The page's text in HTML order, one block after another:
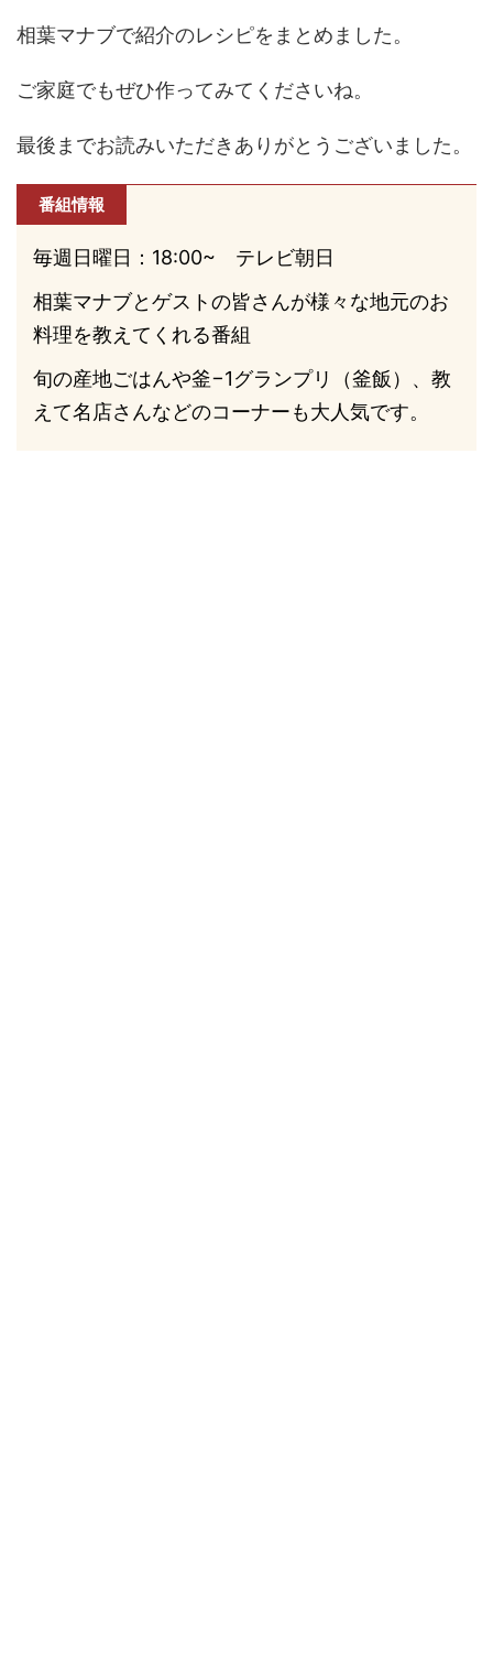
相葉マナブで紹介のレシピをまとめました。
ご家庭でもぜひ作ってみてくださいね。
最後までお読みいただきありがとうございました。
番組情報
毎週日曜日：18:00~ テレビ朝日
相葉マナブとゲストの皆さんが様々な地元のお
料理を教えてくれる番組
旬の産地ごはんや釜−1グランプリ（釜飯）、教
えて名店さんなどのコーナーも大人気です。